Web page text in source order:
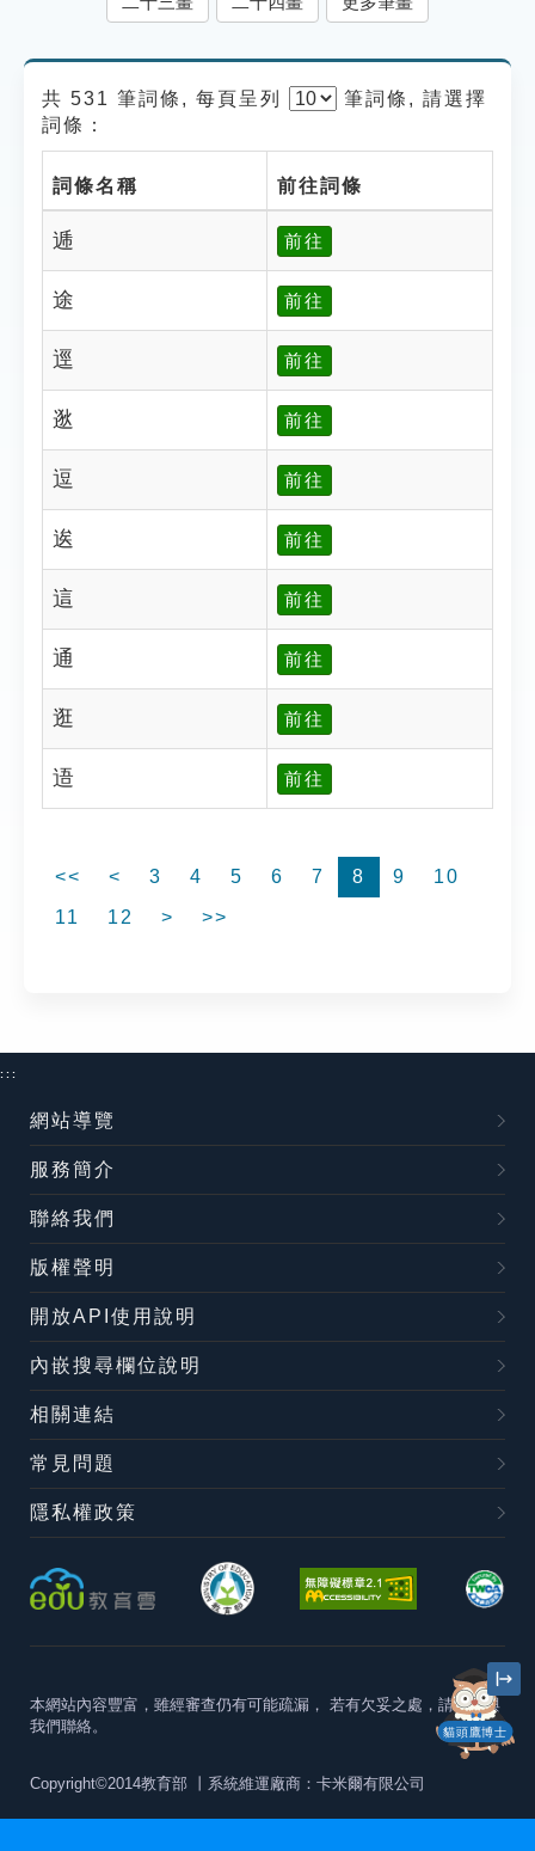
貓頭鷹博士
共 531 筆詞條, 每頁呈列 筆詞條, 請選擇
詞條：
詞條名稱 前往詞條
逓 前往
途 前往
逕 前往
逖 前往
逗 前往
逘 前往
這 前往
通 前往
逛 前往
逜 前往
<< < 3 4 5 6 7 8 9
10
11
12 > >>
貓頭鷹博士
:::
網站導覽
服務簡介
聯絡我們
版權聲明
開放API使用說明
內嵌搜尋欄位說明
相關連結
常見問題
隱私權政策
本網站內容豐富，雖經審查仍有可能疏漏， 若有欠妥之處，請隨時與
我們聯絡。
Copyright©2014教育部 丨系統維運廠商：卡米爾有限公司